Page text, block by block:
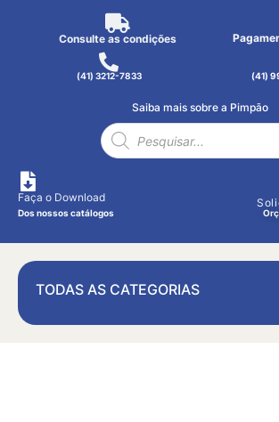
Consulte as condições
(41) 3212-7833 (41)
Saiba mais sobre a Pimpão
Faça o Download
Dos nossos catálogos
TODAS AS CATEGORIAS